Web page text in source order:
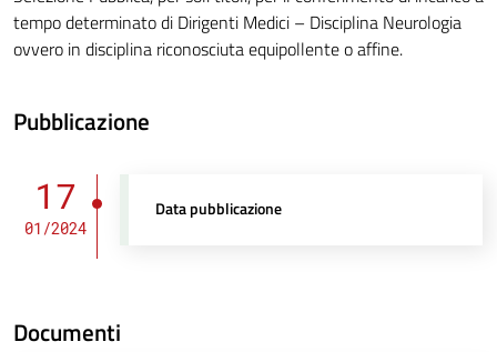
tempo determinato di Dirigenti Medici – Disciplina Neurologia
ovvero in disciplina riconosciuta equipollente o affine.
Pubblicazione
17
01/2024
Data pubblicazione
Documenti